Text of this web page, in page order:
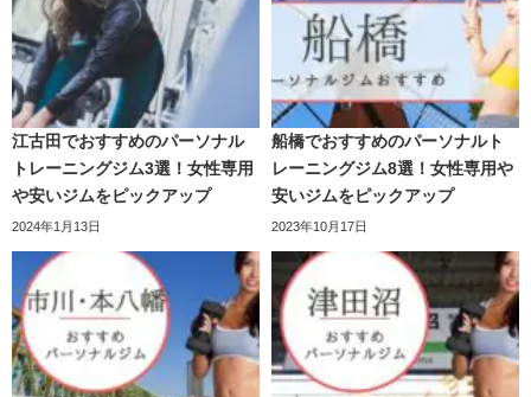
江古田でおすすめのパーソナル
トレーニングジム3選！女性専用
や安いジムをピックアップ
2024年1月13日
船橋でおすすめのパーソナルト
レーニングジム8選！女性専用や
安いジムをピックアップ
2023年10月17日